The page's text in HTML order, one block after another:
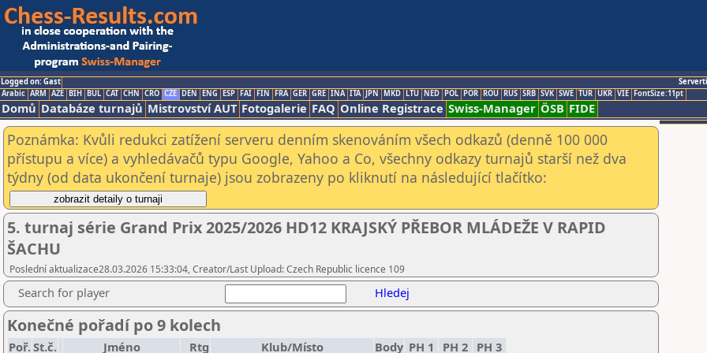
Logged on: Gast
Arabic ARM AZE BIH BUL CAT CHN CRO CZE DEN ENG ESP FAI FIN FRA GER GRE INA ITA JPN MKD LTU NED POL POR ROU RUS SRB SVK SWE TUR UKR VIE FontSize:11pt
Domů Databáze turnajů Mistrovství AUT Fotogalerie FAQ Online Registrace Swiss-Manager ÖSB FIDE
Poznámka: Kvůli redukci zatížení serveru denním skenováním všech odkazů (denně 100 000
přístupu a více) a vyhledávačů typu Google, Yahoo a Co, všechny odkazy turnajů starší než dva
týdny (od data ukončení turnaje) jsou zobrazeny po kliknutí na následující tlačítko:
5. turnaj série Grand Prix 2025/2026 HD12 KRAJSKÝ PŘEBOR MLÁDEŽE V RAPID
ŠACHU
Poslední aktualizace28.03.2026 15:33:04, Creator/Last Upload: Czech Republic licence 109
Search for player Hledej
Konečné pořadí po 9 kolech
Poř.St.č. Jméno Rtg Klub/Místo Body PH 1 PH 2 PH 3